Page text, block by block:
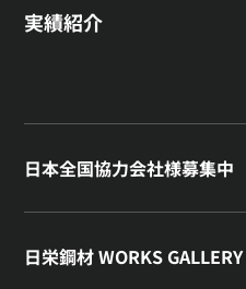
実績紹介
日本全国協力会社様募集中
日栄鋼材 WORKS GALLERY